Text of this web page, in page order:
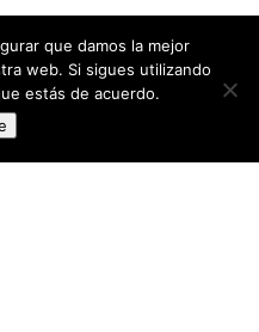
Estudios y Entrenamiento
que damos la mejor
web. Si sigues utilizando
estás de acuerdo.